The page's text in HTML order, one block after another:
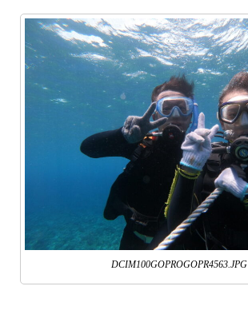
DCIM100GOPROGOPR4563.JPG